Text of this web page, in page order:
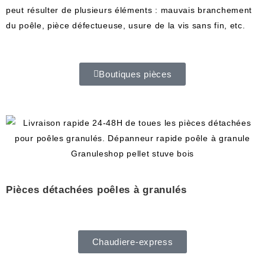
peut résulter de plusieurs éléments : mauvais branchement
du poêle pièce défectueuse usure de la vis sans fin etc
Boutiques pièces
Pièces détachées poêles à granulés
Chaudiere-express